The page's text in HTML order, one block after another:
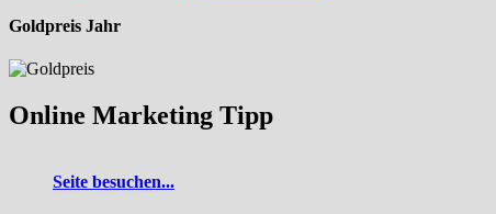
Goldpreis Jahr
Online Marketing Tipp
Seite besuchen...